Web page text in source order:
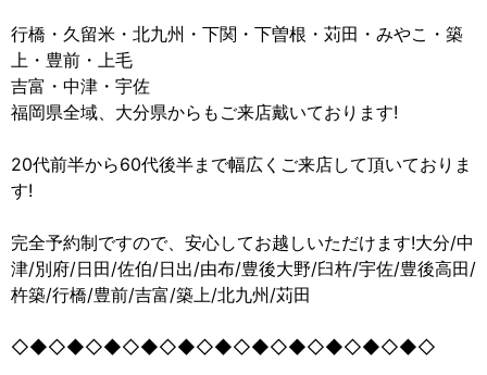
行橋・久留米・北九州・下関・下曽根・苅田・みやこ・築
上・豊前・上毛
吉富・中津・宇佐
福岡県全域、大分県からもご来店戴いております!
20代前半から60代後半まで幅広くご来店して頂いておりま
す!
完全予約制ですので、安心してお越しいただけます!大分/中
津/別府/日田/佐伯/日出/由布/豊後大野/臼杵/宇佐/豊後高田/
杵築/行橋/豊前/吉富/築上/北九州/苅田
◇◆◇◆◇◆◇◆◇◆◇◆◇◆◇◆◇◆◇◆◇◆◇